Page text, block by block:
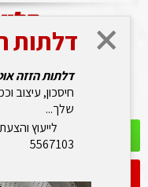
לקהל המקצועי
דלתות
דלתות הזזה
חיסכון, עיצוב
שלך...
5567103